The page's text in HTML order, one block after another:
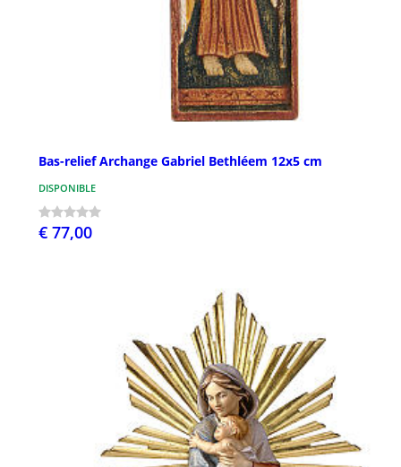
Bas-relief Archange Gabriel Bethléem 12x5 cm
DISPONIBLE
€ 77,00